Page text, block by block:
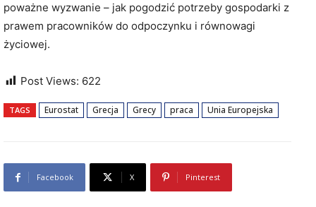
poważne wyzwanie – jak pogodzić potrzeby gospodarki z
prawem pracowników do odpoczynku i równowagi
życiowej.
Post Views: 622
TAGS Eurostat Grecja Grecy praca Unia Europejska
Facebook X Pinterest